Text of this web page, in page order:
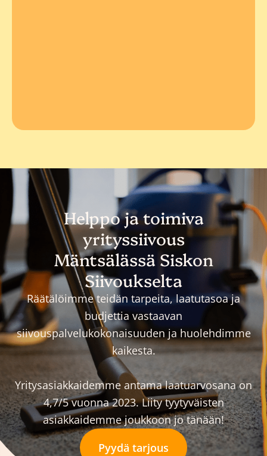
Helppo ja toimiva
yrityssiivous
Mäntsälässä Siskon
Siivoukselta
Räätälöimme teidän tarpeita, laatutasoa ja
budjettia vastaavan
siivouspalvelukokonaisuuden ja huolehdimme
kaikesta.
Yritysasiakkaidemme antama laatuarvosana on
4,7/5 vuonna 2023. Liity tyytyväisten
asiakkaidemme joukkoon jo tänään!
Pyydä tarjous